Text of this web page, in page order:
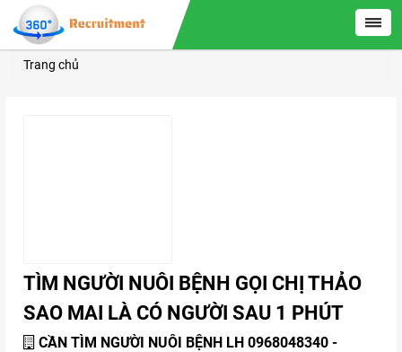
Trang chủ
TÌM NGƯỜI NUÔI BỆNH GỌI CHỊ THẢO
SAO MAI LÀ CÓ NGƯỜI SAU 1 PHÚT
CẦN TÌM NGƯỜI NUÔI BỆNH LH 0968048340 -